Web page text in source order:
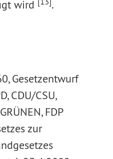
wird
.
Gesetzentwurf
CDU/CSU,
FDP
zur